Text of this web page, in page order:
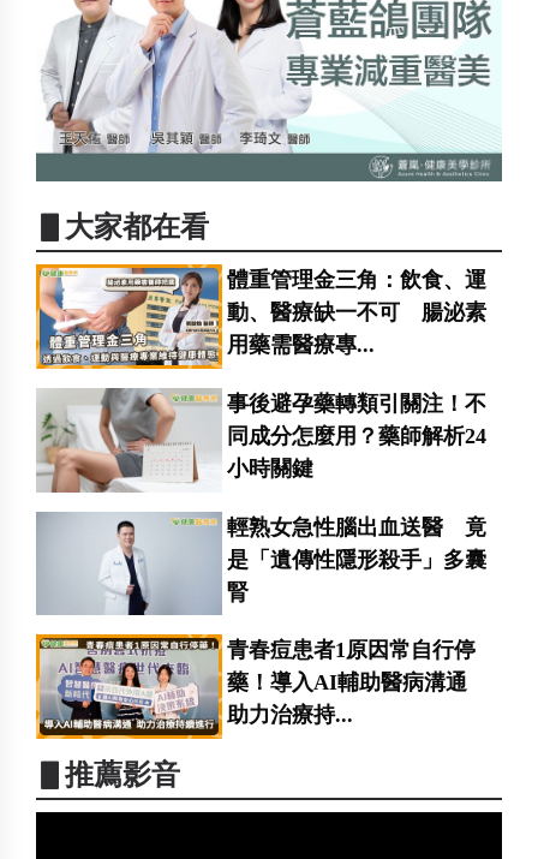
▋大家都在看
體重管理金三角：飲食、運
動、醫療缺一不可 腸泌素
用藥需醫療專...
事後避孕藥轉類引關注！不
同成分怎麼用？藥師解析24
小時關鍵
輕熟女急性腦出血送醫 竟
是「遺傳性隱形殺手」多囊
腎
青春痘患者1原因常自行停
藥！導入AI輔助醫病溝通
助力治療持...
▋推薦影音